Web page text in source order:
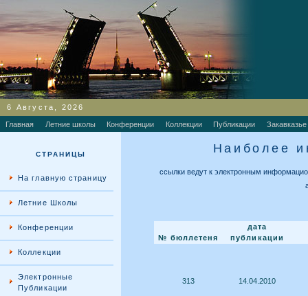
6 Августа, 2026
Главная Летние школы Конференции Коллекции Публикации Закавказье
СТРАНИЦЫ
На главную страницу
Летние Школы
Конференции
Коллекции
Электронные
Публикации
Наиболее
ссылки ведут к электронным
№ бюллетеня
дата
публикации
313 14.04.2010